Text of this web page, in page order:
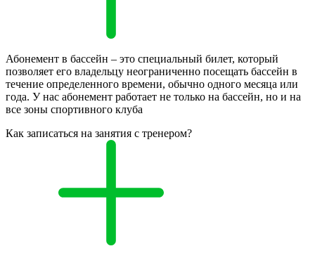
Абонемент в бассейн – это специальный билет, который
позволяет его владельцу неограниченно посещать бассейн в
течение определенного времени, обычно одного месяца или
года. У нас абонемент работает не только на бассейн, но и на
все зоны спортивного клуба
Как записаться на занятия с тренером?